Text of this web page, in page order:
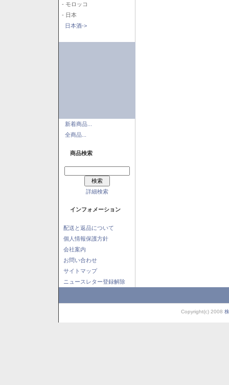
- モロッコ
- 日本
日本酒->
新着商品...
全商品...
商品検索
詳細検索
インフォメーション
配送と返品について
個人情報保護方針
会社案内
お問い合わせ
サイトマップ
ニュースレター登録解除
Copyright(c) 2008